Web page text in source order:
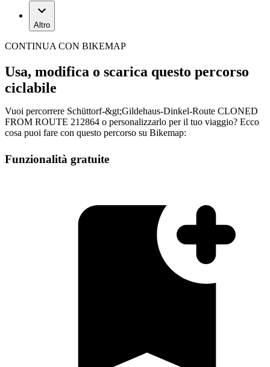
Altro
CONTINUA CON BIKEMAP
Usa, modifica o scarica questo percorso
ciclabile
Vuoi percorrere Schüttorf-&gt;Gildehaus-Dinkel-Route CLONED
FROM ROUTE 212864 o personalizzarlo per il tuo viaggio? Ecco
cosa puoi fare con questo percorso su Bikemap:
Funzionalità gratuite